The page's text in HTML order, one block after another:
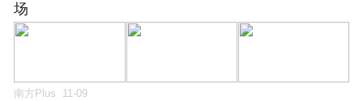
场
南方Plus 11-09